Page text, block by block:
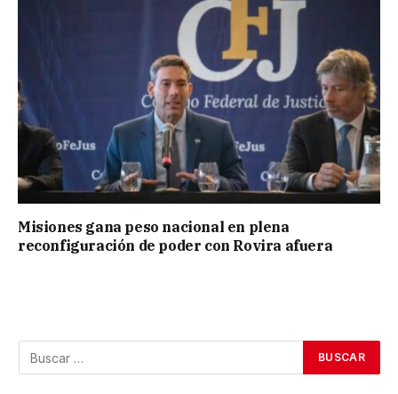
Misiones gana peso nacional en plena
reconfiguración de poder con Rovira afuera